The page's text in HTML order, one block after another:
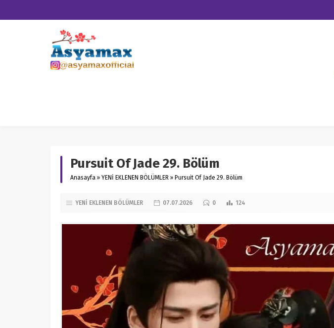
Pursuit Of Jade 29. Bölüm
Anasayfa » YENİ EKLENEN BÖLÜMLER » Pursuit Of Jade 29. Bölüm
YENİ EKLENEN BÖLÜMLER 07.07.2026 0 124